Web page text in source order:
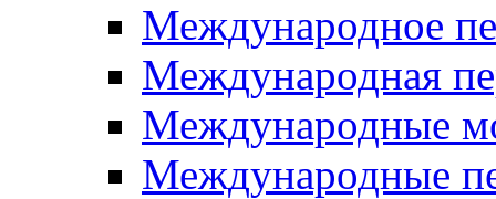
Международное
Международная
Международные
Международные